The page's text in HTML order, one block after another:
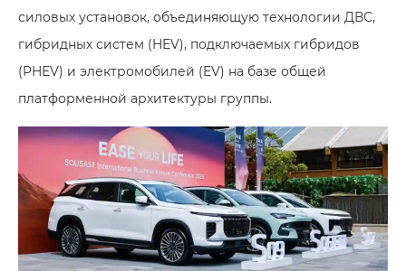
силовых установок, объединяющую технологии ДВС,
гибридных систем (HEV), подключаемых гибридов
(PHEV) и электромобилей (EV) на базе общей
платформенной архитектуры группы.